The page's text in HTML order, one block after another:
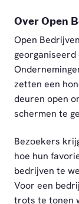
Over Open
Open
zetten een
deuren open
schermen te
Bezoekers
hoe hun
bedrijven te
Voor een
trots te tonen